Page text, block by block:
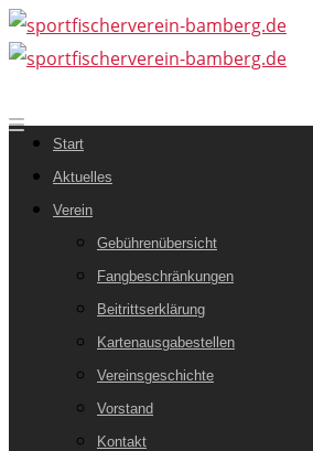
Start
Aktuelles
Verein
Gebührenübersicht
Fangbeschränkungen
Beitrittserklärung
Kartenausgabestellen
Vereinsgeschichte
Vorstand
Kontakt